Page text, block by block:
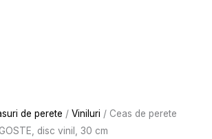
de perete /Viniluri / Ceas de perete
disc vinil, 30 cm